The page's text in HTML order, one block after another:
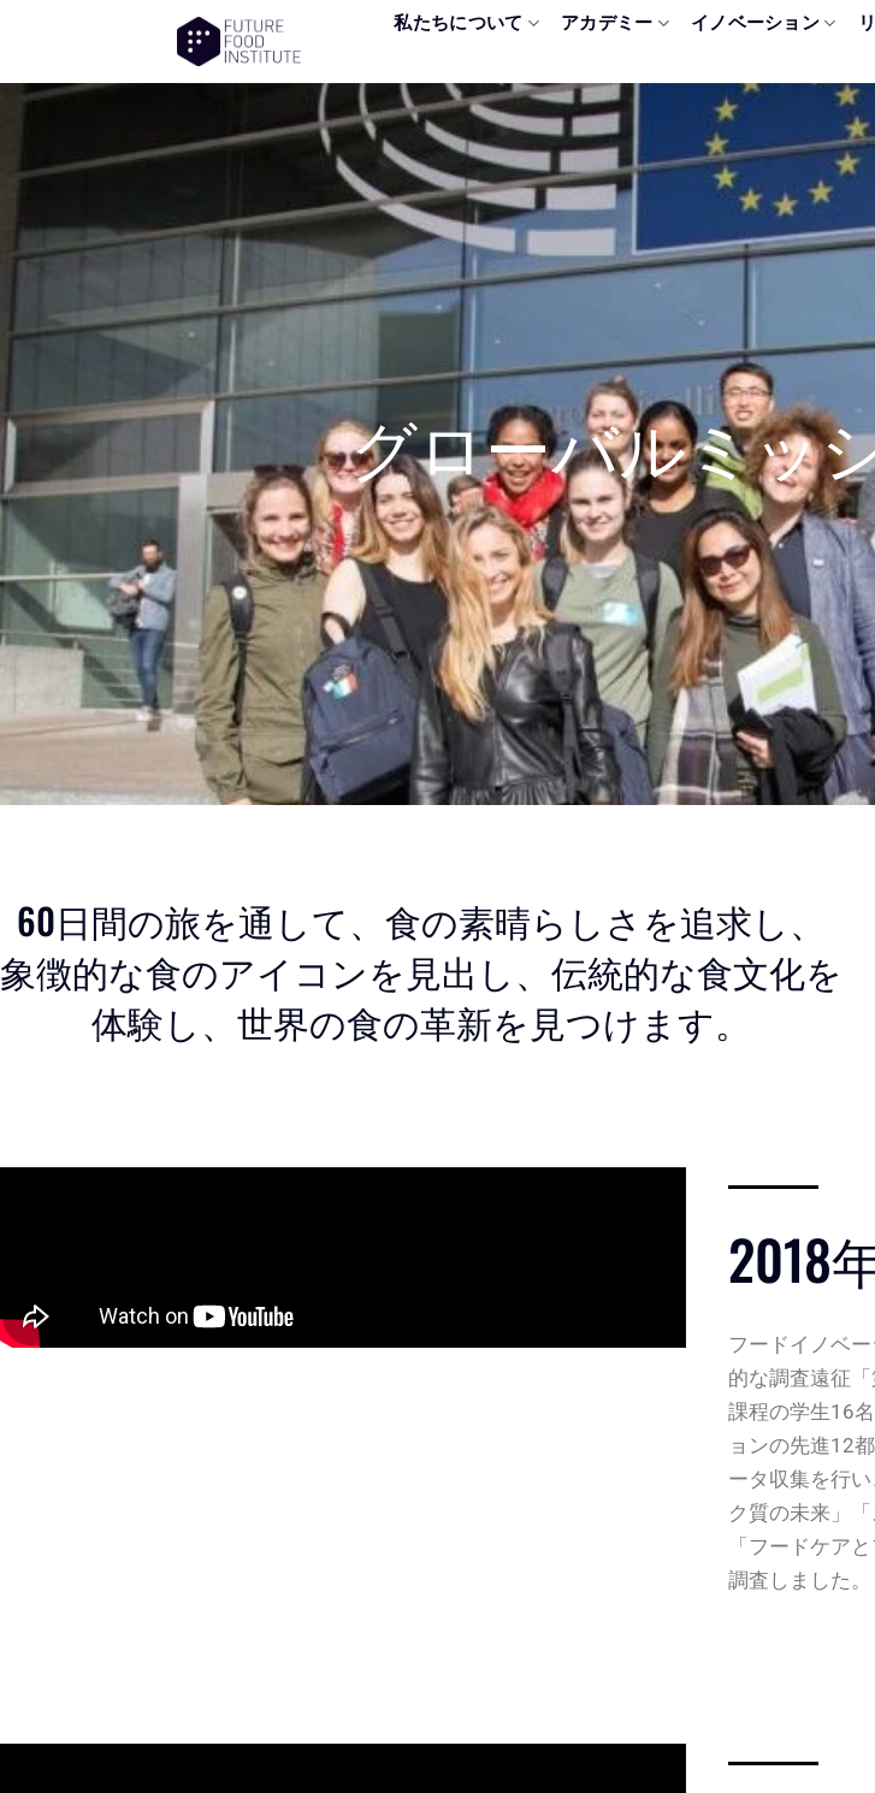
私たちについて アカデミー イノベーション
グローバルミッ
60日間の旅を通して、食の素晴らしさを追求し、
象徴的な食のアイコンを見出し、伝統的な食文化を
体験し、世界の食の革新を見つけます。
2018
フードイノベ
的な調査遠征
課程の学生16
ョンの先進12
ータ収集を行
ク質の未来」
「フードケア
調査しました。